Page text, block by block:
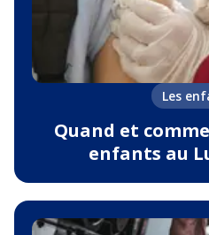
Les
Quand et
enfants au